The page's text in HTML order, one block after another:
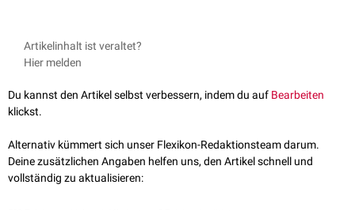
Artikelinhalt ist veraltet?
Hier melden
Du kannst den Artikel selbst verbessern, indem du auf Bearbeiten
klickst.
Alternativ kümmert sich unser Flexikon-Redaktionsteam darum.
Deine zusätzlichen Angaben helfen uns, den Artikel schnell und
vollständig zu aktualisieren: